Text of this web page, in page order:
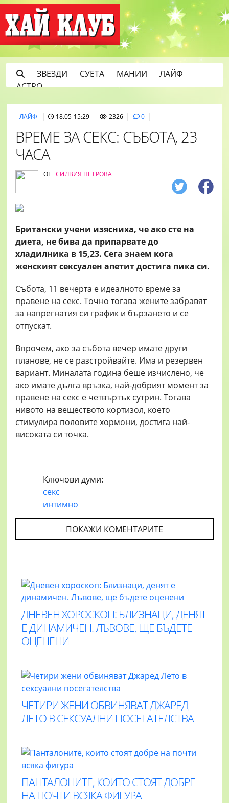
ЗВЕЗДИ СУЕТА МАНИИ
ЛАЙФ
АСТРО
ЛАЙФ 18.05 15:29 2326 0
ВРЕМЕ ЗА СЕКС: СЪБОТА, 23
ЧАСА
ОТ СИЛВИЯ ПЕТРОВА
Британски учени изясниха, че ако сте на
диета, не бива да припарвате до
хладилника в 15,23. Сега знаем кога
женският сексуален апетит достига пика си.
Събота, 11 вечерта е идеалното време за
правене на секс. Точно тогава жените забравят
за напрегнатия си график и бързането и се
отпускат.
Впрочем, ако за събота вечер имате други
планове, не се разстройвайте. Има и резервен
вариант. Миналата година беше изчислено, че
ако имате дълга връзка, най-добрият момент за
правене на секс е четвъртък сутрин. Тогава
нивото на веществото кортизол, което
стимулира половите хормони, достига най-
високата си точка.
Ключови думи:
секс
интимно
ПОКАЖИ КОМЕНТАРИТЕ
ДНЕВЕН ХОРОСКОП: БЛИЗНАЦИ, ДЕНЯТ
Е ДИНАМИЧЕН. ЛЪВОВЕ, ЩЕ БЪДЕТЕ
ОЦЕНЕНИ
ЧЕТИРИ ЖЕНИ ОБВИНЯВАТ ДЖАРЕД
ЛЕТО В СЕКСУАЛНИ ПОСЕГАТЕЛСТВА
ПАНТАЛОНИТЕ, КОИТО СТОЯТ ДОБРЕ
НА ПОЧТИ ВСЯКА ФИГУРА